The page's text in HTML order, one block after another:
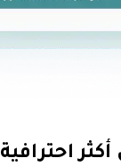
أكثر احترافية